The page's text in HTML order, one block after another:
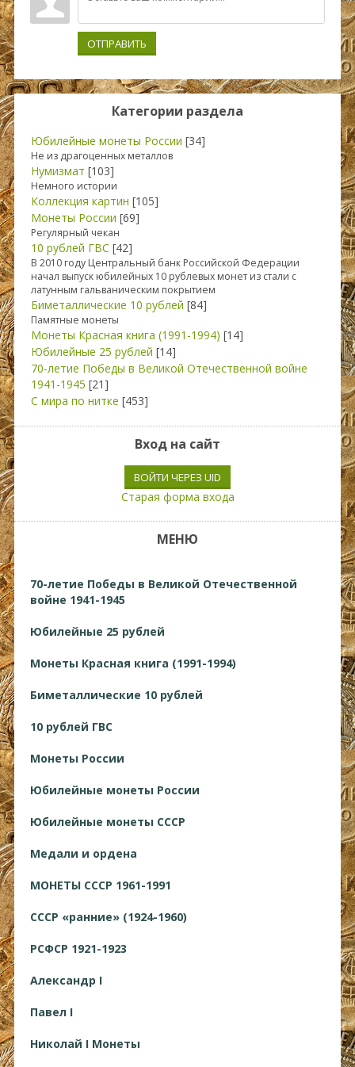
ОТПРАВИТЬ
Категории раздела
Юбилейные монеты России [34]
Не из драгоценных металлов
Нумизмат [103]
Немного истории
Коллекция картин [105]
Монеты России [69]
Регулярный чекан
10 рублей ГВС [42]
В 2010 году Центральный банк Российской Федерации
начал выпуск юбилейных 10 рублевых монет из стали с
латунным гальваническим покрытием
Биметаллические 10 рублей [84]
Памятные монеты
Монеты Красная книга (1991-1994) [14]
Юбилейные 25 рублей [14]
70-летие Победы в Великой Отечественной войне
1941-1945 [21]
С мира по нитке [453]
Вход на сайт
ВОЙТИ ЧЕРЕЗ UID
Старая форма входа
МЕНЮ
70-летие Победы в Великой Отечественной
войне 1941-1945
Юбилейные 25 рублей
Монеты Красная книга (1991-1994)
Биметаллические 10 рублей
10 рублей ГВС
Монеты России
Юбилейные монеты России
Юбилейные монеты СССР
Медали и ордена
МОНЕТЫ СССР 1961-1991
СССР «ранние» (1924-1960)
РСФСР 1921-1923
Александр I
Павел I
Николай I Монеты